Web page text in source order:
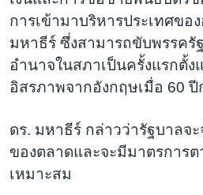
การเข้ามาบริหารประเทศขอ
มหาธีร์ ซึ่งสามารถขับพรรครั
อำนาจในสภาเป็นครั้งแรกตั้ง
อิสรภาพจากอังกฤษเมื่อ 60
ดร. มหาธีร์ กล่าวว่ารัฐบาลจ
ของตลาดและจะมีมาตรการ
เหมาะสม